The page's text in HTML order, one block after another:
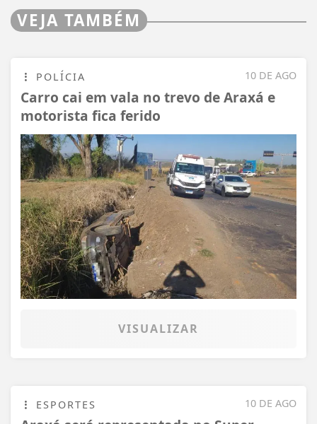
VEJA TAMBÉM
10 DE AGO
POLÍCIA
Carro cai em vala no trevo de Araxá e
motorista fica ferido
VISUALIZAR
10 DE AGO
ESPORTES